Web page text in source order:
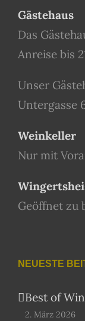
Gästehaus
Das
Anreise bis
Unser
Untergasse
Weinkeller
Nur mit
Geöffnet zu
NEUESTE
Best of
2. März 2026